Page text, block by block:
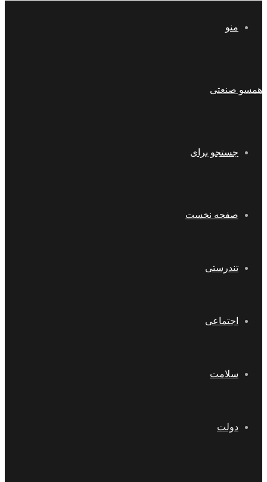
منو
همسو صنعتی
جستجو برای
صفحه نخست
تندرستی
اجتماعی
سلامت
دولت